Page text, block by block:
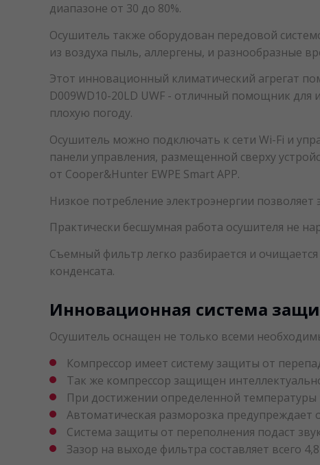
диапазоне от 30 до 80%.
Осушитель также оборудован передовой
из воздуха пыль, аллергены, и разнообразные
Этот инновационный климатический агрегат
D009WD10-20LD UWF - отличный помощник для
плохую погоду.
Осушитель можно подключать к сети Wi-Fi и
панели управления, размещенной сверху
от Cooper&Hunter EWPE Smart APP.
Низкое потребление электроэнергии позволяет
Практически бесшумная работа осушителя не
Съемный фильтр легко разбирается и
конденсата.
Инновационная система
Осушитель оснащен не только всеми
Компрессор имеет систему защиты от
Так же компрессор защищен
При достижении определенной
Автоматическая разморозка предупреждает
Система защиты от переполнения подаст
Зазор на выходе фильтра составляет всего